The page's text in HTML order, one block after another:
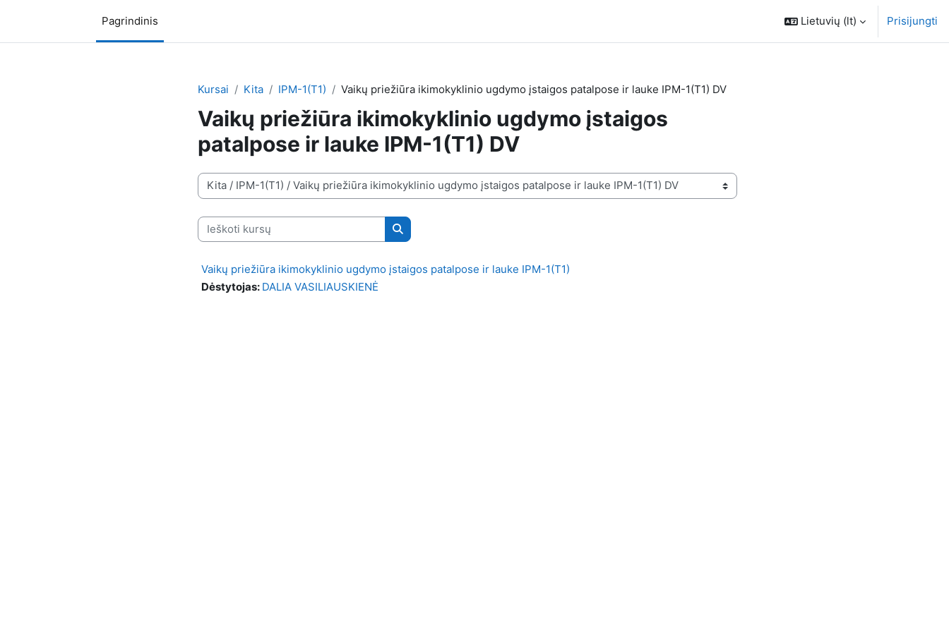
Pagrindinis
Lietuvių ‎(lt)‎ Prisijungti
Kursai Kita IPM-1(T1) Vaikų priežiūra ikimokyklinio ugdymo įstaigos patalpose ir lauke IPM-1(T1) DV
Vaikų priežiūra ikimokyklinio ugdymo įstaigos
patalpose ir lauke IPM-1(T1) DV
Kursų kategorijos
Ieškoti kursų
Ieškoti kursų
Vaikų priežiūra ikimokyklinio ugdymo įstaigos patalpose ir lauke IPM-1(T1)
Dėstytojas: DALIA VASILIAUSKIENĖ